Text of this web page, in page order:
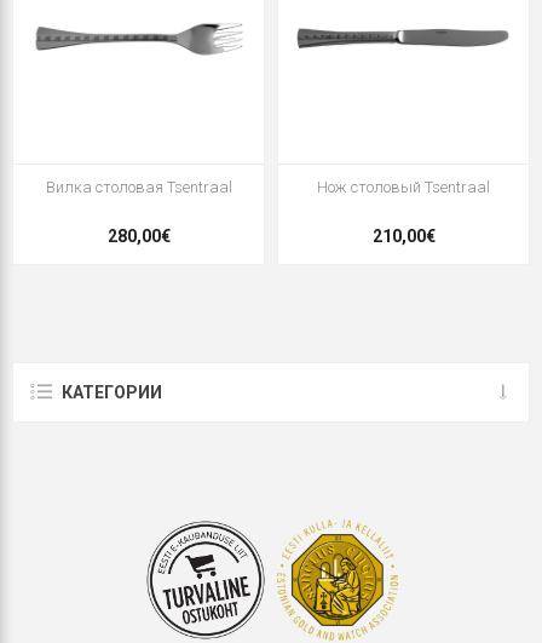
Вилка столовая Tsentraal
280,00€
Нож столовый Tsentraal
210,00€
КАТЕГОРИИ